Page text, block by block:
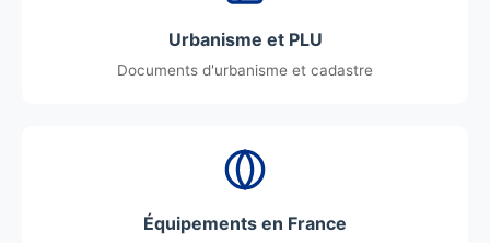
Urbanisme et PLU
Documents d'urbanisme et cadastre
Équipements en France